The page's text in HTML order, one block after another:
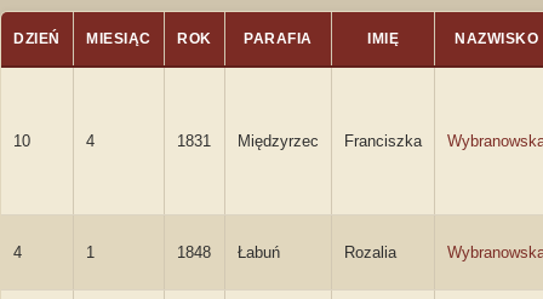
DZIEŃ MIESIĄC ROK PARAFIA IMIĘ NAZWISKO
10 4 1831 Międzyrzec Franciszka
4 1 1848 Łabuń Rozalia